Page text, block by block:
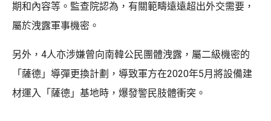
期和內容等。監查院認為，有關範疇遠遠超出外交需要，
屬於洩露軍事機密。
另外，4人亦涉嫌曾向南韓公民團體洩露，屬二級機密的
「薩德」導彈更換計劃，導致軍方在2020年5月將設備建
材運入「薩德」基地時，爆發警民肢體衝突。